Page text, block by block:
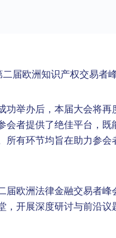
二届欧洲知识产权交易者
功举办后，本届大会将再
会者提供了绝佳平台，
所有环节均旨在助力参
届欧洲法律金融交易者
，开展深度研讨与前沿议